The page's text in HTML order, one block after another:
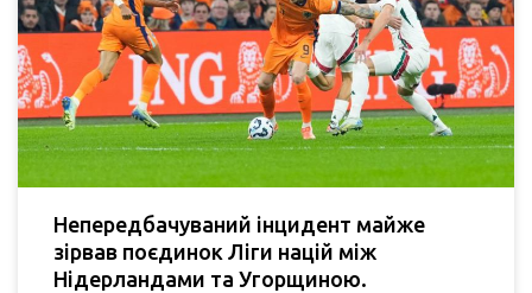
Непередбачуваний інцидент майже
зірвав поєдинок Ліги націй між
Нідерландами та Угорщиною.